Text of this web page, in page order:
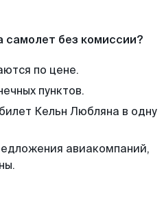
самолет без комиссии?
по цене.
пунктов.
Кельн Любляна в одну
авиакомпаний,